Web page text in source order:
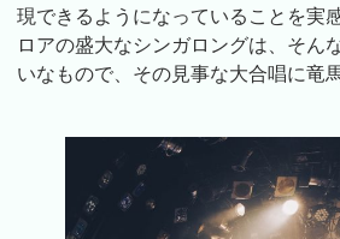
現できるようになっていることを実
ロアの盛大なシンガロングは、そん
いなもので、その見事な大合唱に竜